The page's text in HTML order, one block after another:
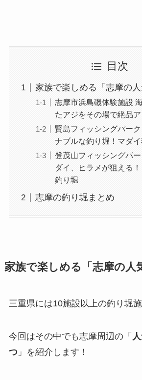
目次
家族で楽しめる「志摩の人
志摩市浜島磯体験施設
たアジをその場で絶品ア
賢島フィッシングパー
ナブルな釣り堀！マダイ
登茂山フィッシングパ
ダイ、ヒラメが狙える
釣り堀
志摩の釣り堀まとめ
家族で楽しめる 「 志摩の人
三重県には10施設以上の釣り堀施
今回はその中でも志摩周辺の「
つ」を紹介します！